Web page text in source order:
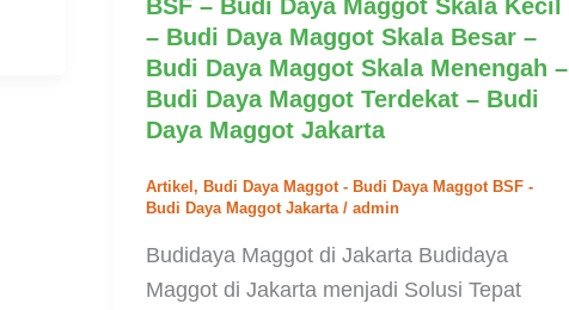
BSF – Budi Daya Maggot Skala Kecil
– Budi Daya Maggot Skala Besar –
Budi Daya Maggot Skala Menengah –
Budi Daya Maggot Terdekat – Budi
Daya Maggot Jakarta
Artikel , Budi Daya Maggot - Budi Daya Maggot BSF -
Budi Daya Maggot Jakarta/ admin
Budidaya Maggot di Jakarta Budidaya
Maggot di Jakarta menjadi Solusi Tepat